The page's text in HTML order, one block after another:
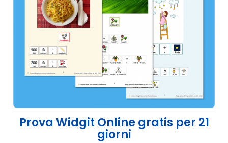
Prova Widgit Online gratis per 21
giorni